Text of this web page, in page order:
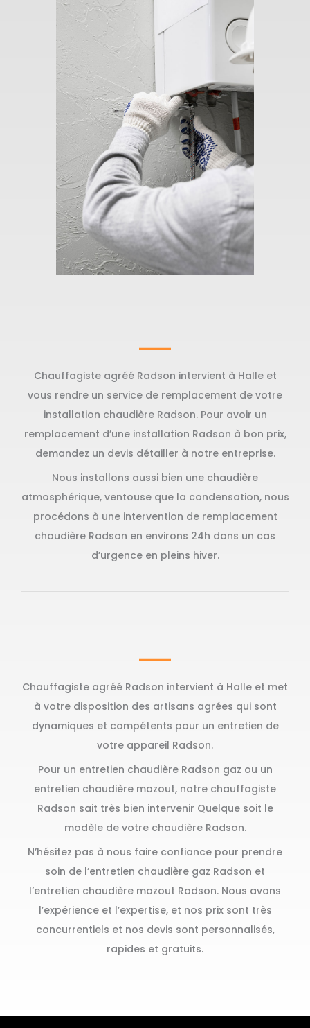
Chauffagiste agréé Radson intervient à Halle et
vous rendre un service de remplacement de votre
installation chaudière Radson. Pour avoir un
remplacement d’une installation Radson à bon prix,
demandez un devis détailler à notre entreprise.
Nous installons aussi bien une chaudière
atmosphérique, ventouse que la condensation, nous
procédons à une intervention de remplacement
chaudière Radson en environs 24h dans un cas
d’urgence en pleins hiver.
Chauffagiste agréé Radson intervient à Halle et met
à votre disposition des artisans agrées qui sont
dynamiques et compétents pour un entretien de
votre appareil Radson.
Pour un entretien chaudière Radson gaz ou un
entretien chaudière mazout, notre chauffagiste
Radson sait très bien intervenir Quelque soit le
modèle de votre chaudière Radson.
N’hésitez pas à nous faire confiance pour prendre
soin de l’entretien chaudière gaz Radson et
l’entretien chaudière mazout Radson. Nous avons
l’expérience et l’expertise, et nos prix sont très
concurrentiels et nos devis sont personnalisés,
rapides et gratuits.